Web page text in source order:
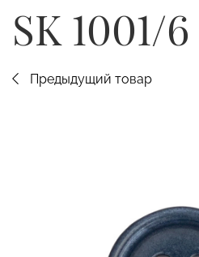
SK 1001/6
Предыдущий товар